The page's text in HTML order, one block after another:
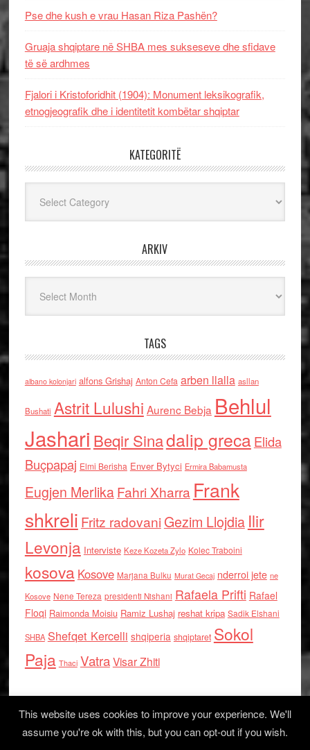
Pse dhe kush e vrau Hasan Riza Pashën?
Gruaja shqiptare në SHBA mes sukseseve dhe sfidave
të së ardhmes
Fjalori i Kristoforidhit (1904): Monument leksikografik,
etnogjeografik dhe i identitetit kombëtar shqiptar
KATEGORITË
ARKIV
TAGS
albano kolonjari alfons Grishaj Anton Cefa arben llalla asllan
Bushati Astrit Lulushi Aurenc Bebja Behlul
Jashari Beqir Sinadalip grecaElida
Buçpapaj Elmi Berisha Enver Bytyci Ermira Babamusta
Eugjen MerlikaFahri Xharra Frank
shkreli Fritz radovaniGezim Llojdia Ilir
Levonja Interviste Keze Kozeta Zylo Kolec Traboini
kosova Kosove Marjana Bulku Murat Gecaj nderroi jete ne
Kosove Nene Tereza presidenti Nishani Rafaela Prifti Rafael
Floqi Raimonda Moisiu Ramiz Lushaj reshat kripa Sadik Elshani
SHBA Shefqet Kercelli shqiperia shqiptaret Sokol
Paja Thaci VatraVisar Zhiti
This website uses cookies to improve your experience. We'll
assume you're ok with this, but you can opt-out if you wish.